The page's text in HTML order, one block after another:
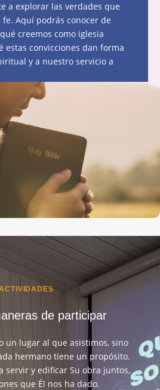
a explorar las verdades que
Aquí podrás conocer de
creemos como iglesia
estas convicciones dan forma
y a nuestro servicio a
&
de participar
un lugar al que asistimos, sino
hermano tiene un propósito.
servir y edificar Su obra juntos,
que Él nos ha dado.